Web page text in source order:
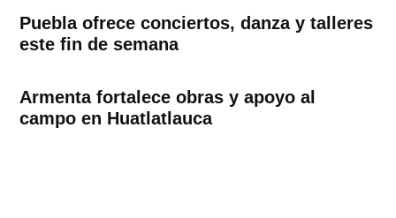
Puebla ofrece conciertos, danza y talleres
este fin de semana
Armenta fortalece obras y apoyo al
campo en Huatlatlauca